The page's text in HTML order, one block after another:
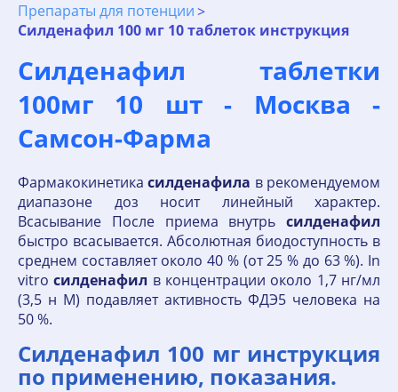
Препараты для потенции
Силденафил 100 мг 10 таблеток инструкция
Силденафил таблетки
100мг 10 шт - Москва -
Самсон-Фарма
Фармакокинетикасилденафила в рекомендуемом
диапазоне доз носит линейный характер.
Всасывание После приема внутрь силденафил
быстро всасывается. Абсолютная биодоступность в
среднем составляет около 40 % (от 25 % до 63 %). In
vitroсилденафил в концентрации около 1,7 нг/мл
(3,5 н М) подавляет активность ФДЭ5 человека на
50 %.
Силденафил 100 мг инструкция
по применению, показания.